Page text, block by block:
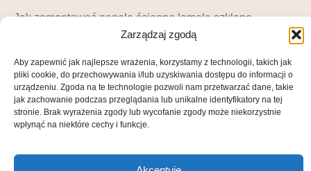
Zarządzaj zgodą
Aby zapewnić jak najlepsze wrażenia, korzystamy z technologii, takich jak
pliki cookie, do przechowywania i/lub uzyskiwania dostępu do informacji o
urządzeniu. Zgoda na te technologie pozwoli nam przetwarzać dane, takie
jak zachowanie podczas przeglądania lub unikalne identyfikatory na tej
stronie. Brak wyrażenia zgody lub wycofanie zgody może niekorzystnie
wpłynąć na niektóre cechy i funkcje.
Jak zamontować panele ścienne lamele szklane –
instrukcja krok po kroku
MOJE KONTO
Moje konto
Blog LuckyDekor
Lista życzeń